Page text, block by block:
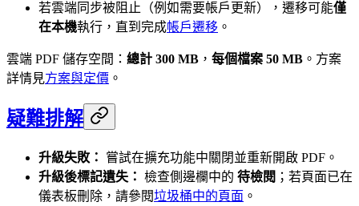
若雲端同步被阻止（例如需要帳戶更新），遷移可能僅
在本機執行，直到完成帳戶遷移 。
雲端 PDF 儲存空間： 總計 300 MB ， 每個檔案 50 MB 。方案
詳情見方案與定價 。
疑難排解
升級失敗：
嘗試在擴充功能中關閉並重新開啟 PDF。
升級後標記遺失： 檢查側邊欄中的 待檢閱 ；若頁面已在
儀表板刪除，請參閱垃圾桶中的頁面 。